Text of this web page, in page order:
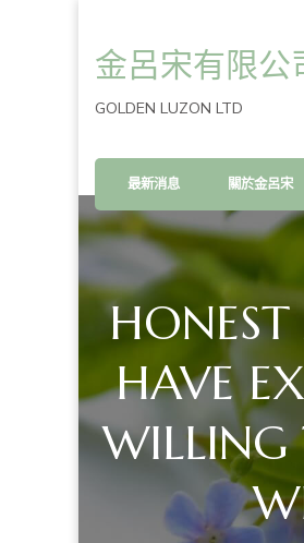
金呂宋有限公
GOLDEN LUZON LTD
最新消息 關於金呂宋
HAVE
WILLING